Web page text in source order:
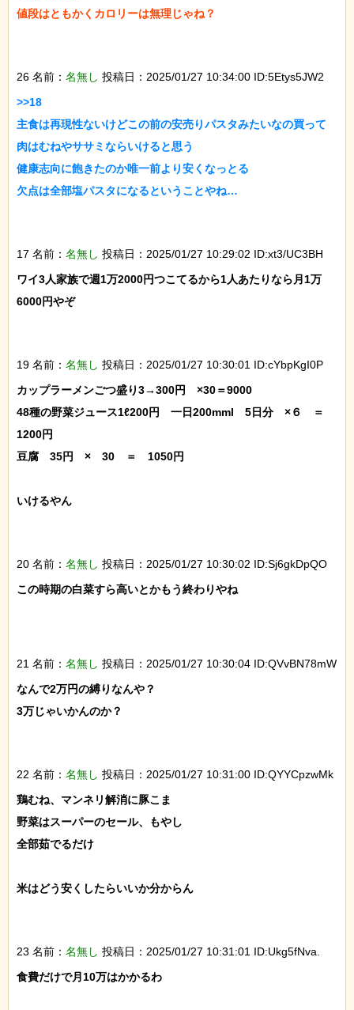
値段はともかくカロリーは無理じゃね？
26 名前： 名無し 投稿日：2025/01/27 10:34:00 ID:5Etys5JW2
>>18
主食は再現性ないけどこの前の安売りパスタみたいなの買って
肉はむねやササミならいけると思う
健康志向に飽きたのか唯一前より安くなっとる
欠点は全部塩パスタになるということやね…
17 名前： 名無し 投稿日：2025/01/27 10:29:02 ID:xt3/UC3BH
ワイ3人家族で週1万2000円つこてるから1人あたりなら月1万
6000円やぞ
19 名前： 名無し 投稿日：2025/01/27 10:30:01 ID:cYbpKgI0P
カップラーメンごつ盛り3→300円　×30＝9000
48種の野菜ジュース1ℓ200円　一日200mml　5日分　×６　＝
1200円
豆腐　35円　×　30　＝　1050円
いけるやん
20 名前： 名無し 投稿日：2025/01/27 10:30:02 ID:Sj6gkDpQO
この時期の白菜すら高いとかもう終わりやね
21 名前： 名無し 投稿日：2025/01/27 10:30:04 ID:QVvBN78mW
なんで2万円の縛りなんや？
3万じゃいかんのか？
22 名前： 名無し 投稿日：2025/01/27 10:31:00 ID:QYYCpzwMk
鶏むね、マンネリ解消に豚こま
野菜はスーパーのセール、もやし
全部茹でるだけ
米はどう安くしたらいいか分からん
23 名前： 名無し 投稿日：2025/01/27 10:31:01 ID:Ukg5fNva.
食費だけで月10万はかかるわ